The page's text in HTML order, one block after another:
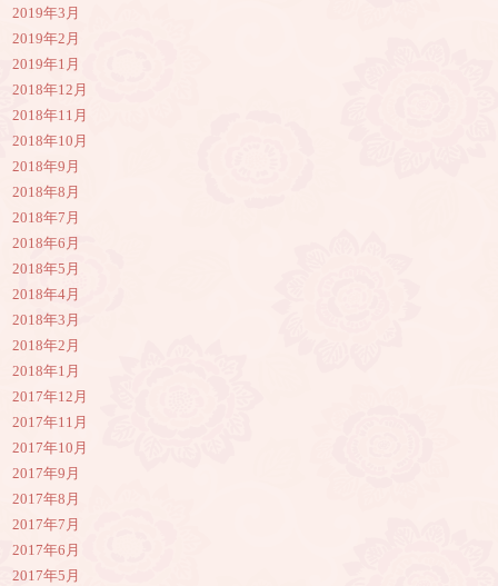
2019年3月
2019年2月
2019年1月
2018年12月
2018年11月
2018年10月
2018年9月
2018年8月
2018年7月
2018年6月
2018年5月
2018年4月
2018年3月
2018年2月
2018年1月
2017年12月
2017年11月
2017年10月
2017年9月
2017年8月
2017年7月
2017年6月
2017年5月